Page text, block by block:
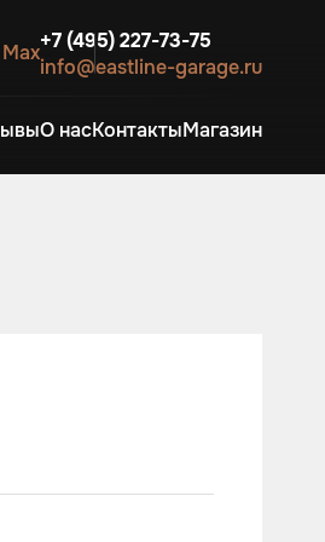
Max+7 (495) 227-73-75
info@eastline-garage.ru
О насКонтактыМагазин